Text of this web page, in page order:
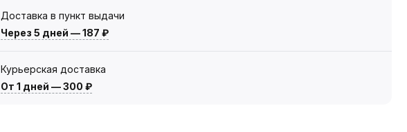
Доставка в пункт выдачи
Через 5 дней —187 ₽
Курьерская доставка
От 1 дней —300 ₽